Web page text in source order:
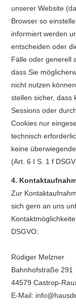
unserer Website
Browser so
informiert werden
entscheiden oder
Fälle oder generell
dass Sie
nicht nutzen
stellen sicher, dass
Sessions oder
Cookies nur
technisch
keine
(Art. 6 I S. 1 f
4.
Zur
sich gern an uns
DSGVO:
Rüdiger Melzner
Bahnhofstraße 291
44579 Castrop-
E-Mail: